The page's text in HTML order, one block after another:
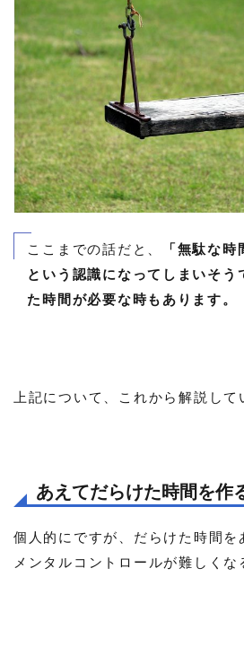
ここまでの話だと、
「無駄な時
という認識になってしまいそう
た時間が必要な時もあります。
上記について、これから解説して
あえてだらけた時間を作
個人的にですが、だらけた時間を
メンタルコントロールが難しくな